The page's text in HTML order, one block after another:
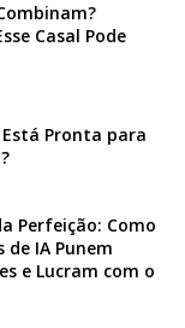
Casal Pode
Está Pronta para
Perfeição: Como
de IA Punem
e Lucram com o